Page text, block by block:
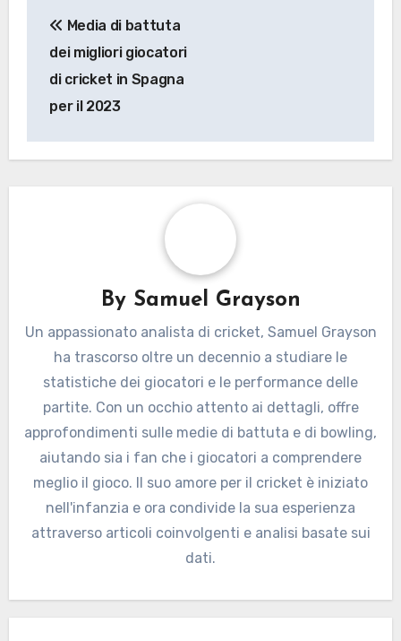
navigation
Media di battuta
dei migliori giocatori
di cricket in Spagna
per il 2023
By Samuel Grayson
Un appassionato analista di cricket, Samuel Grayson
ha trascorso oltre un decennio a studiare le
statistiche dei giocatori e le performance delle
partite. Con un occhio attento ai dettagli, offre
approfondimenti sulle medie di battuta e di bowling,
aiutando sia i fan che i giocatori a comprendere
meglio il gioco. Il suo amore per il cricket è iniziato
nell'infanzia e ora condivide la sua esperienza
attraverso articoli coinvolgenti e analisi basate sui
dati.